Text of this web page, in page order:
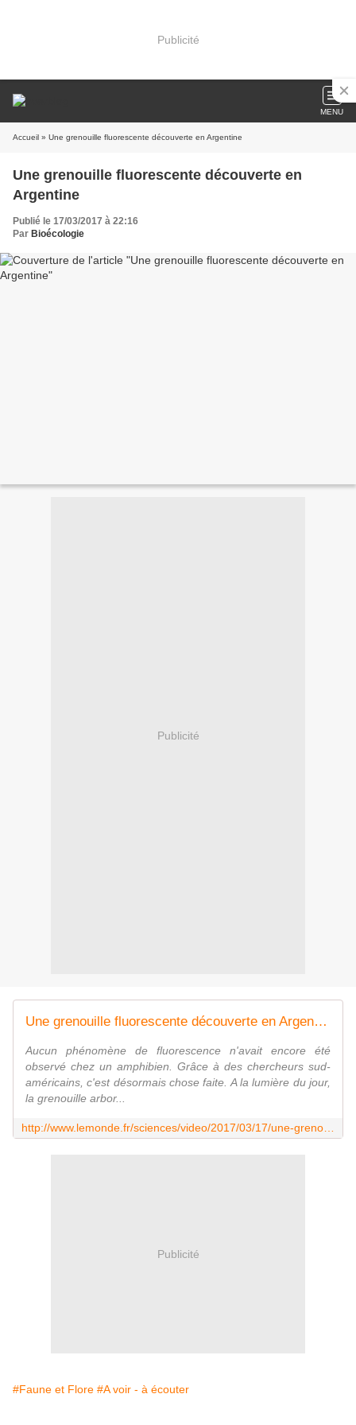
Publicité
MENU
Accueil » Une grenouille fluorescente découverte en Argentine
Une grenouille fluorescente découverte en
Argentine
Publié le 17/03/2017 à 22:16
Par Bioécologie
Publicité
Une grenouille fluorescente découverte en Argentine
Aucun phénomène de fluorescence n'avait encore été
observé chez un amphibien. Grâce à des chercheurs sud-
américains, c'est désormais chose faite. A la lumière du jour,
la grenouille arbor...
Publicité
#Faune et Flore #A voir - à écouter